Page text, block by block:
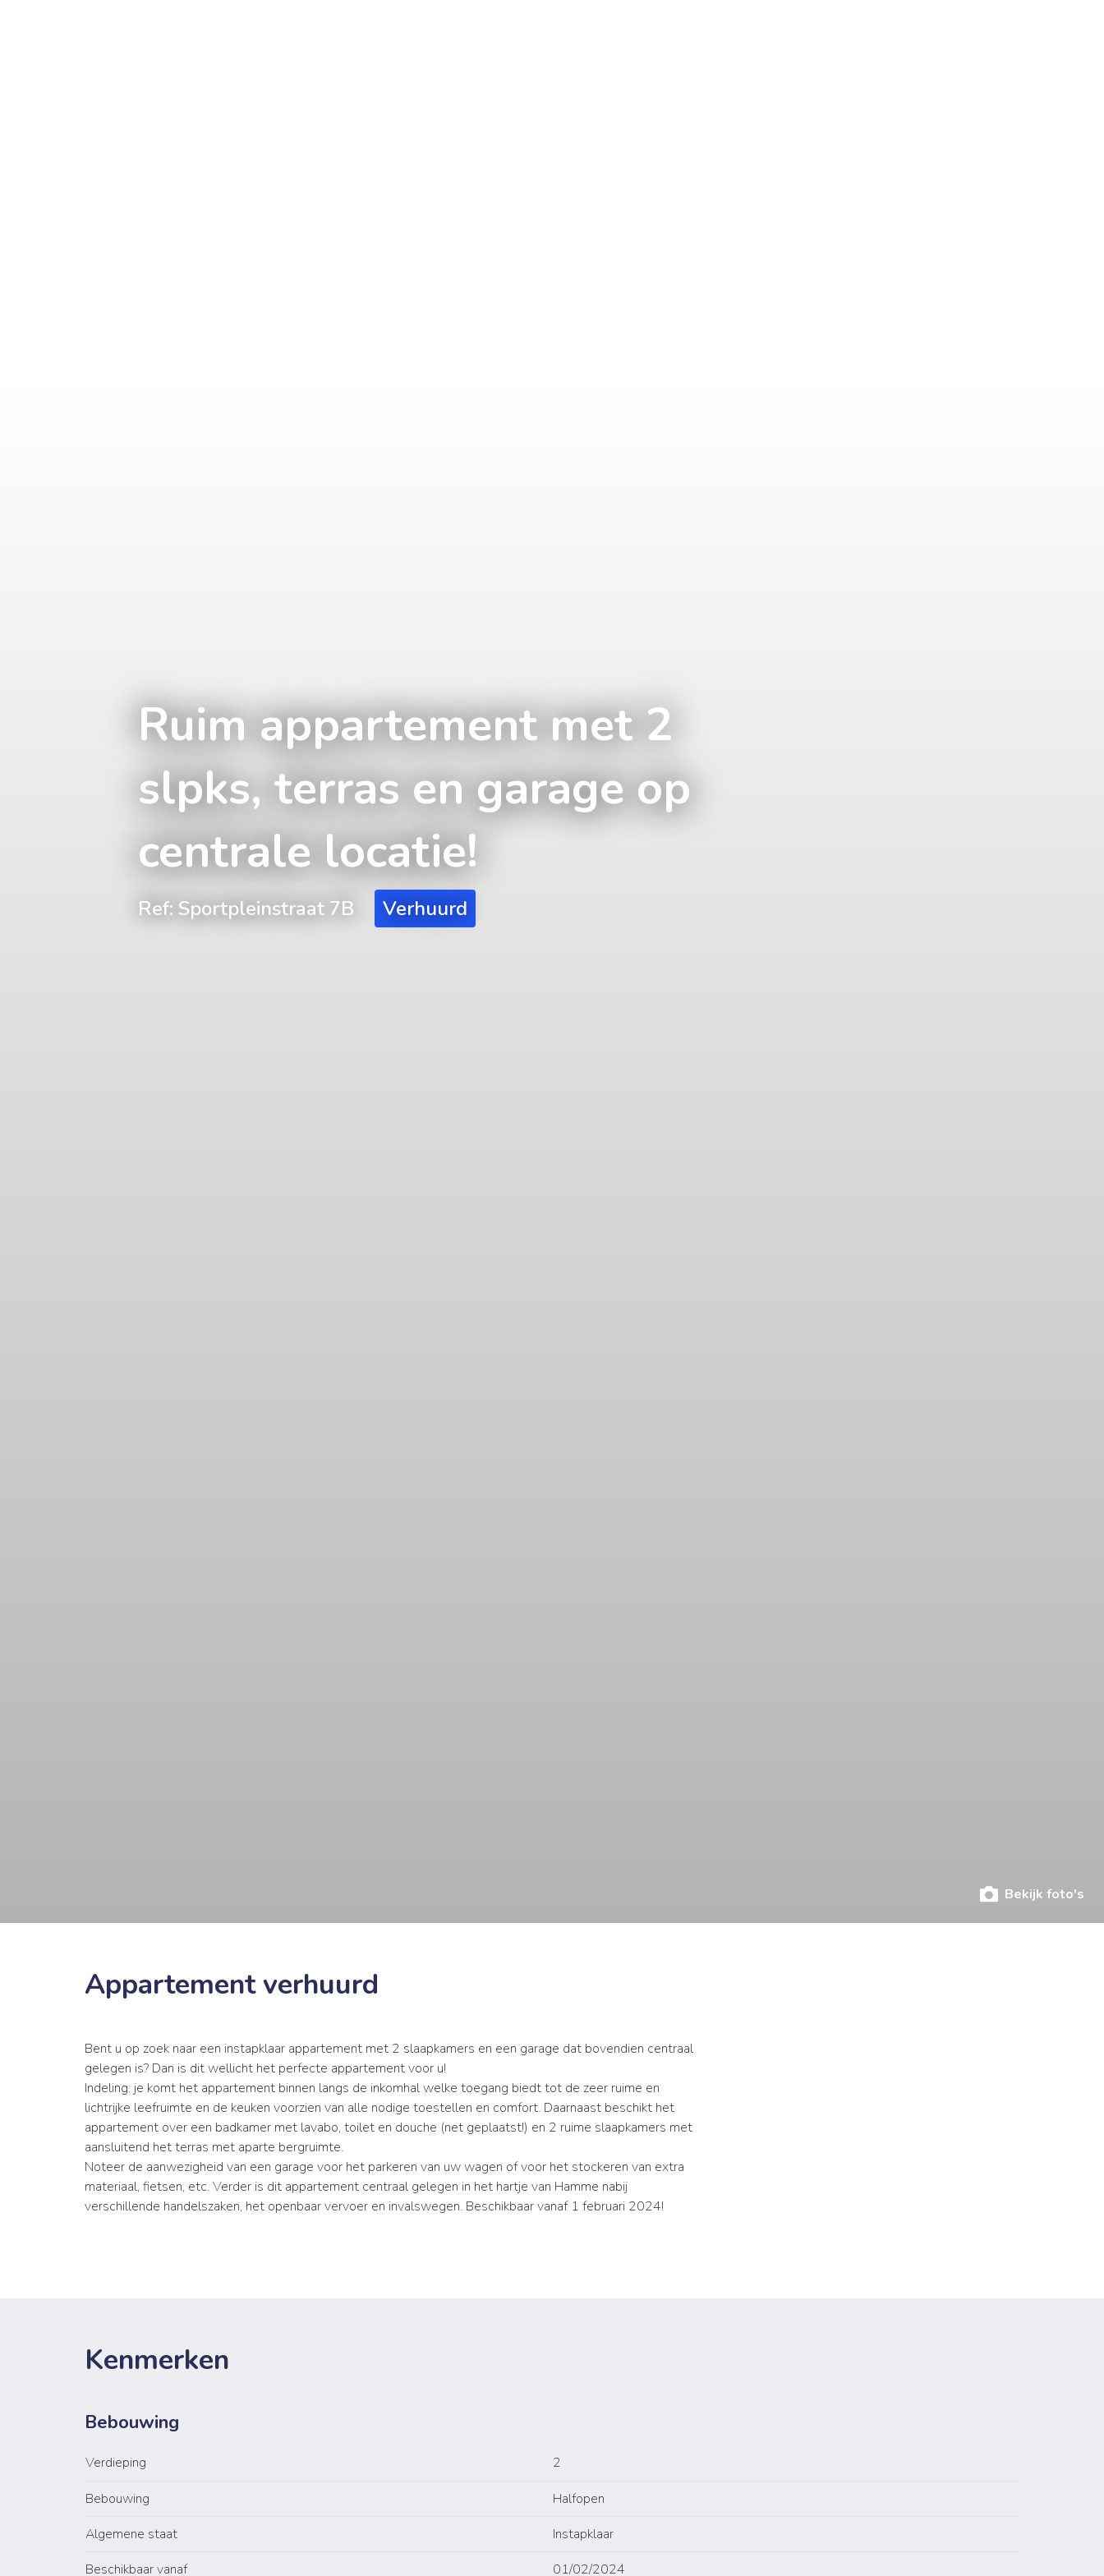
Bekijk foto's
Ruim appartement met 2
slpks, terras en garage op
centrale locatie!
Ref: Sportpleinstraat 7B Verhuurd
Appartement verhuurd
Bent u op zoek naar een instapklaar appartement met 2 slaapkamers en een garage dat bovendien centraal
gelegen is? Dan is dit wellicht het perfecte appartement voor u!
Indeling: je komt het appartement binnen langs de inkomhal welke toegang biedt tot de zeer ruime en
lichtrijke leefruimte en de keuken voorzien van alle nodige toestellen en comfort. Daarnaast beschikt het
appartement over een badkamer met lavabo, toilet en douche (net geplaatst!) en 2 ruime slaapkamers met
aansluitend het terras met aparte bergruimte.
Noteer de aanwezigheid van een garage voor het parkeren van uw wagen of voor het stockeren van extra
materiaal, fietsen, etc. Verder is dit appartement centraal gelegen in het hartje van Hamme nabij
verschillende handelszaken, het openbaar vervoer en invalswegen. Beschikbaar vanaf 1 februari 2024!
Kenmerken
Bebouwing
Verdieping
2
Bebouwing
Halfopen
Algemene staat
Instapklaar
Beschikbaar vanaf
01/02/2024